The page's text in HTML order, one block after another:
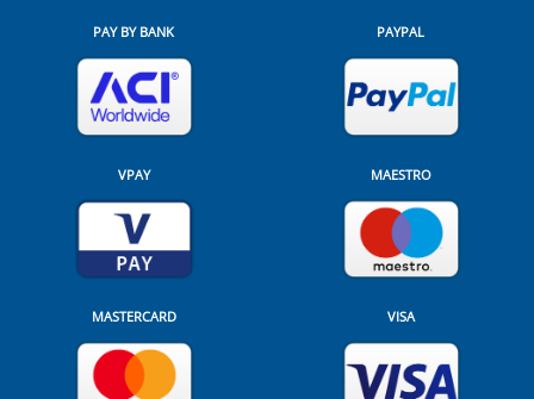
PAY BY BANK PAYPAL
VPAY MAESTRO
MASTERCARD VISA